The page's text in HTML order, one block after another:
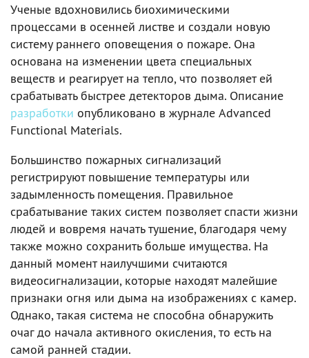
Ученые вдохновились биохимическими
процессами в осенней листве и создали новую
систему раннего оповещения о пожаре. Она
основана на изменении цвета специальных
веществ и реагирует на тепло, что позволяет ей
срабатывать быстрее детекторов дыма. Описание
разработки опубликовано в журнале Advanced
Functional Materials.
Большинство пожарных сигнализаций
регистрируют повышение температуры или
задымленность помещения. Правильное
срабатывание таких систем позволяет спасти жизни
людей и вовремя начать тушение, благодаря чему
также можно сохранить больше имущества. На
данный момент наилучшими считаются
видеосигнализации, которые находят малейшие
признаки огня или дыма на изображениях с камер.
Однако, такая система не способна обнаружить
очаг до начала активного окисления, то есть на
самой ранней стадии.